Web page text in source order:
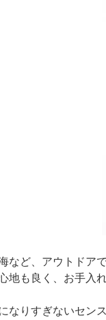
など、アウトドア
地も良く、お手入
なりすぎないセン